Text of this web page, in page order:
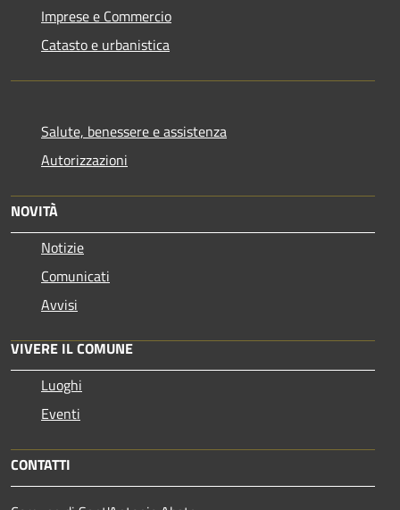
Imprese e Commercio
Catasto e urbanistica
Salute, benessere e assistenza
Autorizzazioni
NOVITÀ
Notizie
Comunicati
Avvisi
VIVERE IL COMUNE
Luoghi
Eventi
CONTATTI